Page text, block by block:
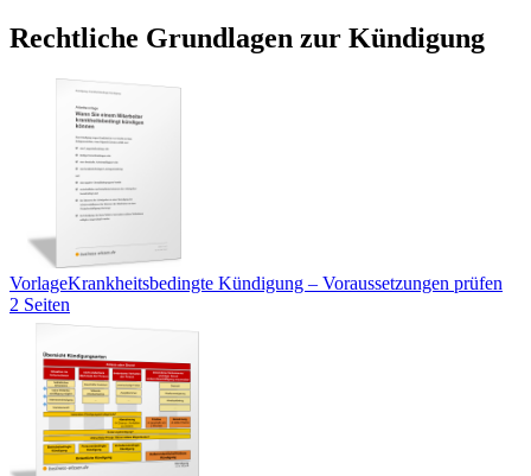
Rechtliche Grundlagen zur Kündigung
VorlageKrankheitsbedingte Kündigung – Voraussetzungen prüfen
2 Seiten